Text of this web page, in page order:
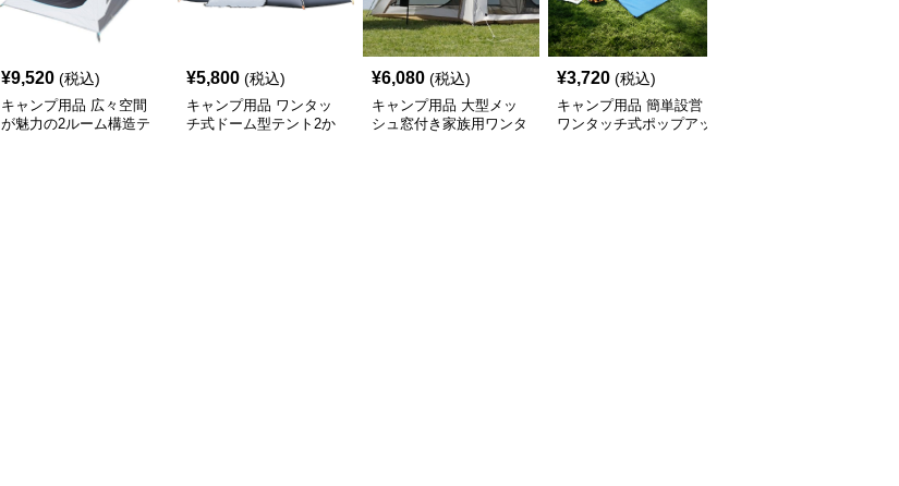
¥9,520 (税込)
キャンプ用品 広々空間
が魅力の2ルーム構造テ
¥5,800 (税込)
キャンプ用品 ワンタッ
チ式ドーム型テント2か
¥6,080 (税込)
キャンプ用品 大型メッ
シュ窓付き家族用ワンタ
¥3,720 (税込)
キャンプ用品 簡単設営
ワンタッチ式ポップアッ